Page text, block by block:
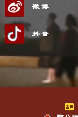
微博
抖音